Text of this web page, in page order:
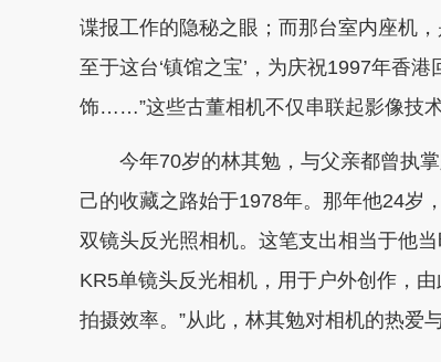
谍报工作的隐秘之眼；而那台室内座机
至于这台‘镇馆之宝’，为庆祝1997年香
饰……”这些古董相机不仅串联起影像技
今年70岁的林其勉，与父亲都曾执掌
己的收藏之路始于1978年。那年他24岁
双镜头反光照相机。这笔支出相当于他
KR5单镜头反光相机，用于户外创作，
拍摄效率。”从此，林其勉对相机的热爱